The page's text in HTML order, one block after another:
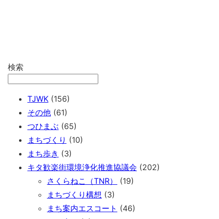
検索
TJWK (156)
その他 (61)
つひまぶ (65)
まちづくり (10)
まち歩き (3)
キタ歓楽街環境浄化推進協議会 (202)
さくらねこ（TNR）
(19)
まちづくり構想 (3)
まち案内エスコート (46)